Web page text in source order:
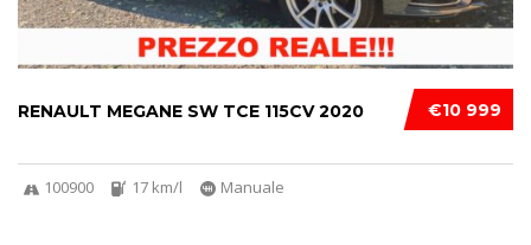
€10 999
RENAULT MEGANE SW TCE 115CV 2020
100900 17 km/l Manuale